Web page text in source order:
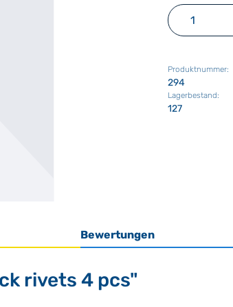
Produkt
Produktnummer:
294
Lagerbestand:
127
Bewertungen
rivets 4 pcs"